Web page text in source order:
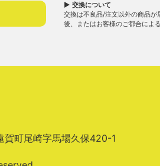
▶ 交換について
交換は不良品/注文以外の商品が
後、またはお客様のご都合によ
町尾崎字馬場久保420-1